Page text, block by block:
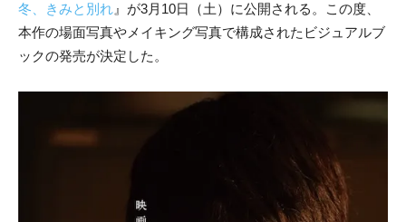
冬、きみと別れ 』が3月10日（土）に公開される。この度、
本作の場面写真やメイキング写真で構成されたビジュアルブ
ックの発売が決定した。